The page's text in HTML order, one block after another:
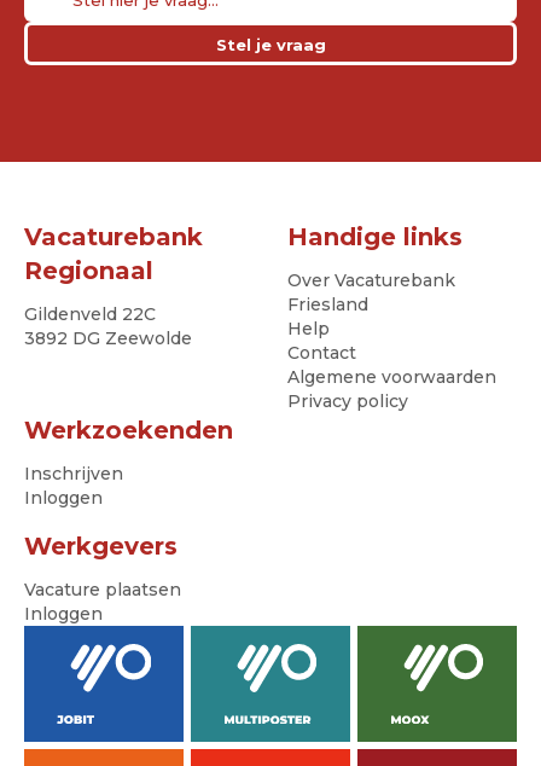
Stel je vraag
Vacaturebank
Regionaal
Gildenveld 22C
3892 DG Zeewolde
Handige links
Over Vacaturebank
Friesland
Help
Contact
Algemene voorwaarden
Privacy policy
Werkzoekenden
Inschrijven
Inloggen
Werkgevers
Vacature plaatsen
Inloggen